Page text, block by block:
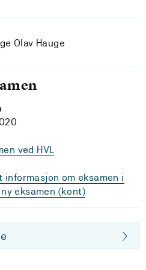
Olav Hauge
ved HVL
om eksamen i
eksamen (kont)